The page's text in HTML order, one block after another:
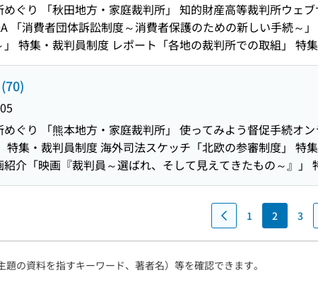
めぐり 「秋田地方・家庭裁判所」 知的財産高等裁判所ウェ
「消費者団体訴訟制度～消費者保護のための新しい手続～
」 特集・裁判員制度 レポート「各地の裁判所での取組」
』」 特集・裁判員制度 裁判員模擬裁判の取組～模擬選任手
めぐり 「熊本地方・家庭裁判所」 使ってみよう督促手続オ
特集・裁判員制度 海外司法スケッチ「北欧の参審制度」
紹介「映画『裁判員～選ばれ、そして見えてきたもの～』
1 2 3
の資料を指すキーワード、著者名）等を確認できます。